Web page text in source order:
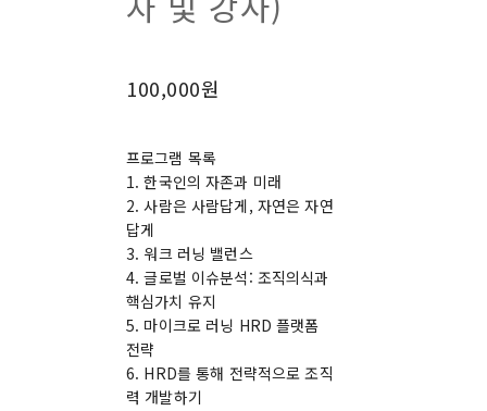
100,000원
프로그램 목록
1. 한국인의 자존과 미래
2. 사람은 사람답게, 자연은 자연
답게
3. 워크 러닝 밸런스
4. 글로벌 이슈분석: 조직의식과
핵심가치 유지
5. 마이크로 러닝 HRD 플랫폼
전략
6. HRD를 통해 전략적으로 조직
력 개발하기